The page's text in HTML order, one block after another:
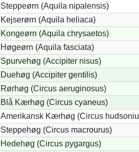
Steppeørn (Aquila nipalensis)
Kejserørn (Aquila heliaca)
Kongeørn (Aquila chrysaetos)
Høgeørn (Aquila fasciata)
Spurvehøg (Accipiter nisus)
Duehøg (Accipiter gentilis)
Rørhøg (Circus aeruginosus)
Blå Kærhøg (Circus cyaneus)
Amerikansk Kærhøg (Circus
Steppehøg (Circus macrourus)
Hedehøg (Circus pygargus)